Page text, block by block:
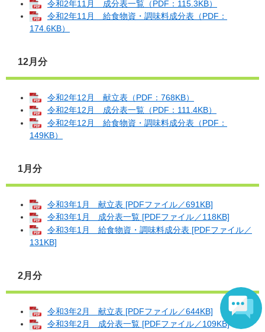
令和2年11月 成分表一覧（PDF：115.3KB）
令和2年11月 給食物資・調味料成分表（PDF：
174.6KB）
12月分
令和2年12月 献立表（PDF：768KB）
令和2年12月 成分表一覧（PDF：111.4KB）
令和2年12月 給食物資・調味料成分表（PDF：
149KB）
1月分
令和3年1月 献立表 [PDFファイル／691KB]
令和3年1月 成分表一覧 [PDFファイル／118KB]
令和3年1月 給食物資・調味料成分表 [PDFファイル／
131KB]
2月分
令和3年2月 献立表 [PDFファイル／644KB]
令和3年2月 成分表一覧 [PDFファイル／109KB]